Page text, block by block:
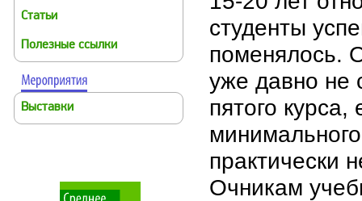
Статьи
Полезные ссылки
Выставки
студенты
поменялось.
уже давно не
пятого
практически
Очникам